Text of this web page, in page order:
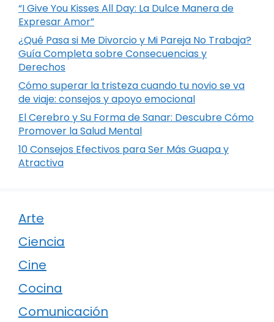
“I Give You Kisses All Day: La Dulce Manera de
Expresar Amor”
¿Qué Pasa si Me Divorcio y Mi Pareja No Trabaja?
Guía Completa sobre Consecuencias y
Derechos
Cómo superar la tristeza cuando tu novio se va
de viaje: consejos y apoyo emocional
El Cerebro y Su Forma de Sanar: Descubre Cómo
Promover la Salud Mental
10 Consejos Efectivos para Ser Más Guapa y
Atractiva
Arte
Ciencia
Cine
Cocina
Comunicación